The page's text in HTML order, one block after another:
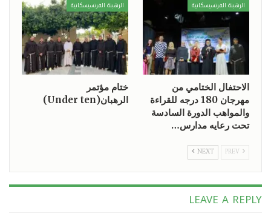
الرهبنة الفرنسيسكانية
الاحتفال الختامي من
مهرجان 180 درجه للقراءة
والمواهب الدورة السادسة
تحت رعايه مدارس…
الرهبنة الفرنسيسكانية
ختام مؤتمر
الرهبان(Under ten)
NEXT
LEAVE A REPLY